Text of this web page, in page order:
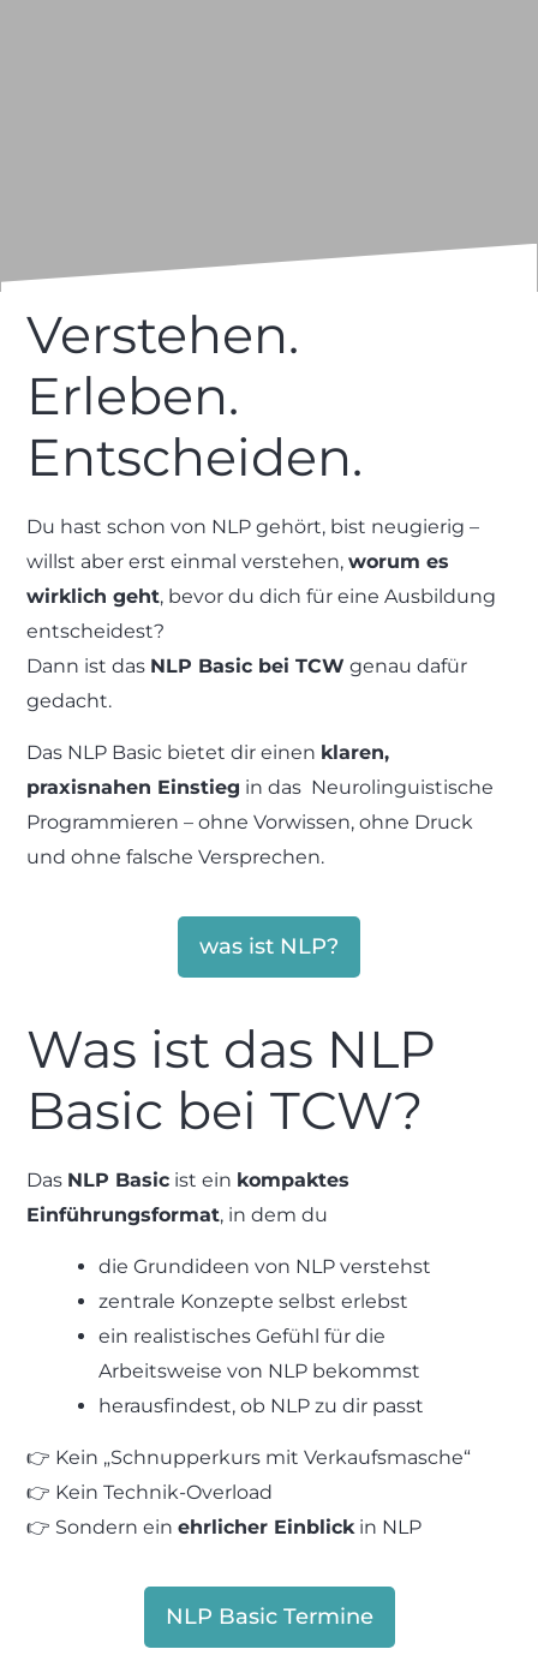
Was ist NLP?
Verstehen.
Erleben.
Entscheiden.
Du hast schon von NLP gehört, bist neugierig –
willst aber erst einmal verstehen, worum es
wirklich geht, bevor du dich für eine Ausbildung
entscheidest?
Dann ist das NLP Basic bei TCW genau dafür
gedacht.
Das NLP Basic bietet dir einen klaren,
praxisnahen Einstieg in das Neurolinguistische
Programmieren – ohne Vorwissen, ohne Druck
und ohne falsche Versprechen.
was ist NLP?
Was ist das NLP
Basic bei TCW?
Das NLP Basic ist ein kompaktes
Einführungsformat, in dem du
die Grundideen von NLP verstehst
zentrale Konzepte selbst erlebst
ein realistisches Gefühl für die
Arbeitsweise von NLP bekommst
herausfindest, ob NLP zu dir passt
👉 Kein „Schnupperkurs mit Verkaufsmasche“
👉 Kein Technik-Overload
👉 Sondern ein ehrlicher Einblick in NLP
NLP Basic Termine